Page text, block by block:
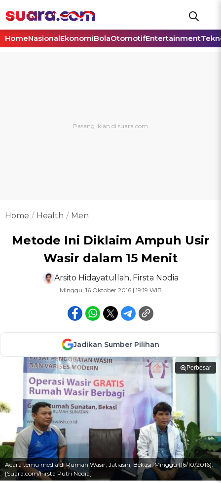
HomeNasionalEkonomiBolaOtomotifEntertainment
Home Health Men
Metode Ini Diklaim Ampuh Usir
Wasir dalam 15 Menit
Arsito Hidayatullah, Firsta Nodia
Minggu, 16 Oktober 2016 | 19:19 WIB
Jadikan Sumber Pilihan
Perbesar
Acara temu media di Rumah Wasir, Jatiasih, Bekasi, Minggu (16/10/2016).
[Suara.com/Firsta Putri Nodia]